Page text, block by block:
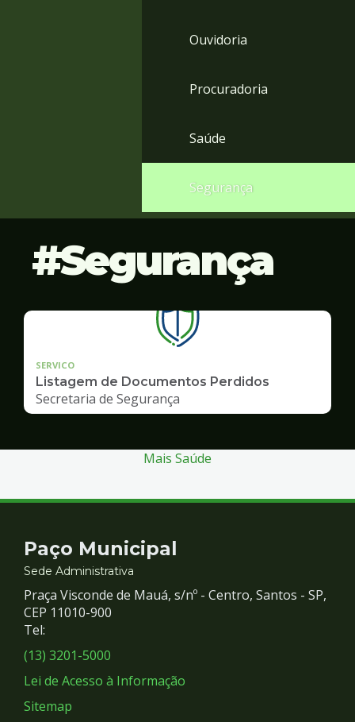
Ouvidoria
Procuradoria
Saúde
Segurança
Segurança
SERVICO
Listagem de Documentos Perdidos
Secretaria de Segurança
Mais Saúde
Contato
e
Redes
Sociais
Paço Municipal
Sede Administrativa
Praça Visconde de Mauá, s/nº - Centro, Santos - SP,
CEP 11010-900
Tel:
(13) 3201-5000
Lei de Acesso à Informação
Sitemap